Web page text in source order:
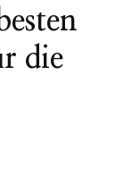
die